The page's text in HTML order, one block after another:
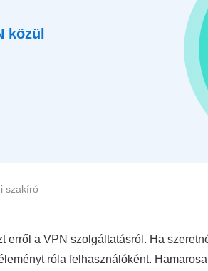
közül
szakíró
erről a VPN szolgáltatásról. Ha
róla felhasználóként.